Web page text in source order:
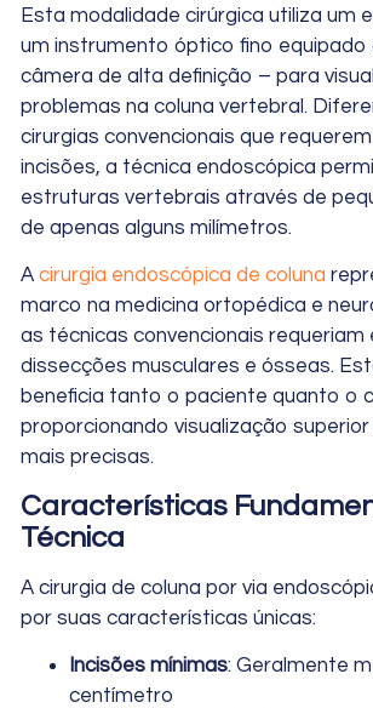
Esta modalidade cirúrgica utiliza um
um instrumento óptico fino equipado
câmera de alta definição – para
problemas na coluna vertebral.
cirurgias convencionais que
incisões, a técnica endoscópica
estruturas vertebrais através de
de apenas alguns milímetros.
A cirurgia endoscópica de coluna
marco na medicina ortopédica e
as técnicas convencionais requeriam
dissecções musculares e ósseas.
beneficia tanto o paciente quanto o
proporcionando visualização
mais precisas.
Características
Técnica
A cirurgia de coluna por via
por suas características únicas:
Incisões mínimas: Geralmente
centímetro